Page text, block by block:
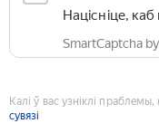
Націсніце,
SmartCaptcha
Калі ў вас узніклі
сувязі